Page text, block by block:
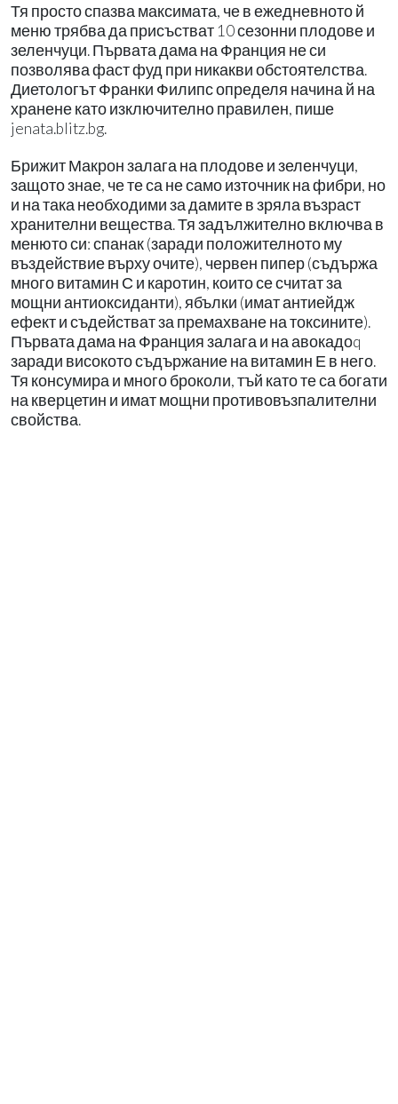
Тя просто спазва максимата, че в ежедневното й
меню трябва да присъстват 10 сезонни плодове и
зеленчуци. Първата дама на Франция не си
позволява фаст фуд при никакви обстоятелства.
Диетологът Франки Филипс определя начина й на
хранене като изключително правилен, пише
jenata.blitz.bg.
Брижит Макрон залага на плодове и зеленчуци,
защото знае, че те са не само източник на фибри, но
и на така необходими за дамите в зряла възраст
хранителни вещества. Тя задължително включва в
менюто си: спанак (заради положителното му
въздействие върху очите), червен пипер (съдържа
много витамин С и каротин, които се считат за
мощни антиоксиданти), ябълки (имат антиейдж
ефект и съдействат за премахване на токсините).
Първата дама на Франция залага и на авокадоq
заради високото съдържание на витамин Е в него.
Тя консумира и много броколи, тъй като те са богати
на кверцетин и имат мощни противовъзпалителни
свойства.